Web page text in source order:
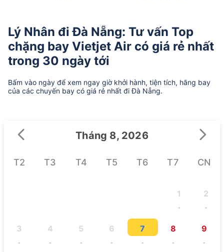
Lý Nhân đi Đà Nẵng: Tư vấn Top
chặng bay Vietjet Air có giá rẻ nhất
trong 30 ngày tới
Bấm vào ngày để xem ngay giờ khởi hành, tiện tích, hãng bay
của các chuyến bay có giá rẻ nhất đi Đà Nẵng.
Tháng 8, 2026
T2 T3 T4 T5 T6 T7 CN
1
-
2
-
3
-
4
-
5
-
6
-
7
-
8
-
9
-